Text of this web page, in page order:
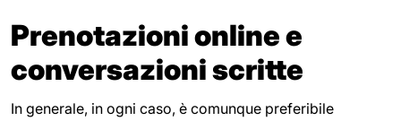
Prenotazioni online e
conversazioni scritte
In generale, in ogni caso, è comunque preferibile